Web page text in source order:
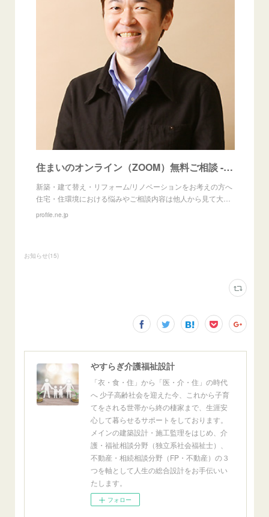
住まいのオンライン（ZOOM）無料ご相談 - 専門家プロファイル
新築・建て替え・リフォーム/リノベーションをお考えの方へ
住宅・住環境における悩みやご相談内容は他人から見て大…
profile.ne.jp
お知らせ(15)
やすらぎ介護福祉設計
「衣・食・住」から「医・介・住」の時代
へ 少子高齢社会を迎えた今、これから子育
てをされる世帯から終の棲家まで、生涯安
心して暮らせるサポートをしております。
メインの建築設計・施工監理をはじめ、介
護・福祉相談分野（独立系社会福祉士）、
不動産・相続相談分野（FP・不動産）の３
つを軸として人生の総合設計をお手伝いい
たします。
フォロー